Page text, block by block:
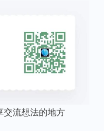
交流想法的地方